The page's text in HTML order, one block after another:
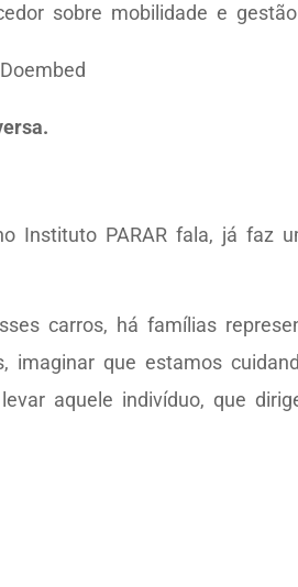
sobre mobilidade e
Instituto PARAR fala, já faz
carros, há famílias
que estamos
aquele indivíduo, que